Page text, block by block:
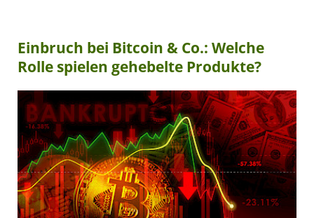
Einbruch bei Bitcoin & Co.: Welche
Rolle spielen gehebelte Produkte?